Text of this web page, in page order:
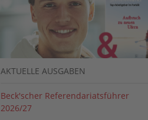
AKTUELLE AUSGABEN
Beck'scher Referendariatsführer
2026/27